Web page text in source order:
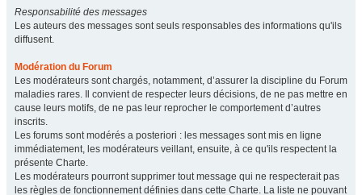
Responsabilité des messages
Les auteurs des messages sont seuls responsables des informations qu'ils
diffusent.
Modération du Forum
Les modérateurs sont chargés, notamment, d’assurer la discipline du Forum
maladies rares. Il convient de respecter leurs décisions, de ne pas mettre en
cause leurs motifs, de ne pas leur reprocher le comportement d’autres
inscrits.
Les forums sont modérés a posteriori : les messages sont mis en ligne
immédiatement, les modérateurs veillant, ensuite, à ce qu'ils respectent la
présente Charte.
Les modérateurs pourront supprimer tout message qui ne respecterait pas
les règles de fonctionnement définies dans cette Charte. La liste ne pouvant